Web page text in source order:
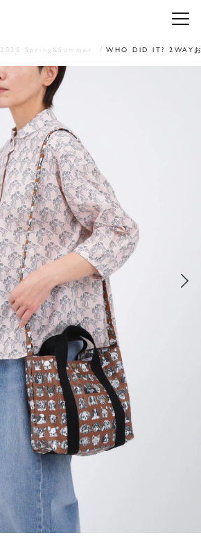
メニ
2025 Spring&Summer WHO DID IT? 2WAY